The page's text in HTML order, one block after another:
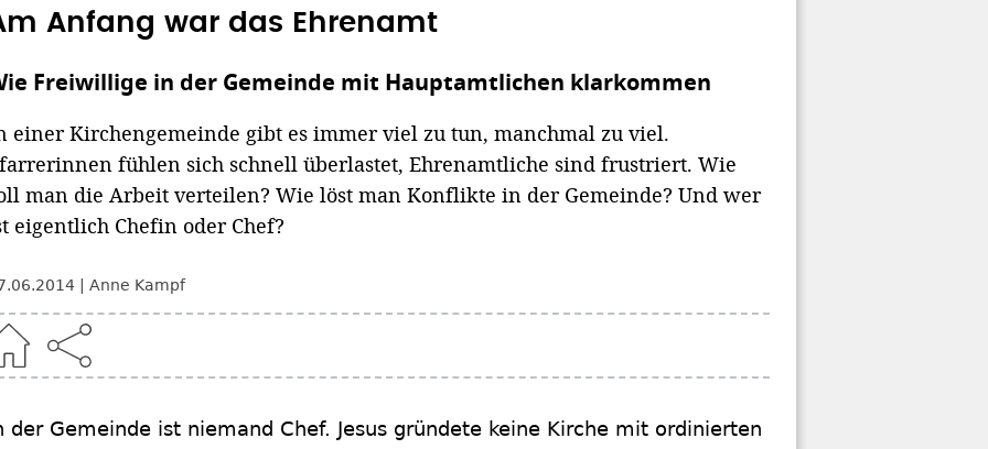
Anfang war das Ehrenamt
Freiwillige in der Gemeinde mit Hauptamtlichen klarkommen
einer Kirchengemeinde gibt es immer viel zu tun, manchmal zu viel.
fühlen sich schnell überlastet, Ehrenamtliche sind frustriert. Wie
man die Arbeit verteilen? Wie löst man Konflikte in der Gemeinde? Und wer
eigentlich Chefin oder Chef?
Anne Kampf
der Gemeinde ist niemand Chef. Jesus gründete keine Kirche mit ordinierten